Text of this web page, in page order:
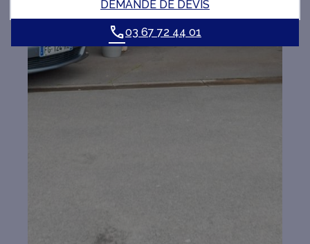
DEMANDE DE DEVIS
03 67 72 44 01